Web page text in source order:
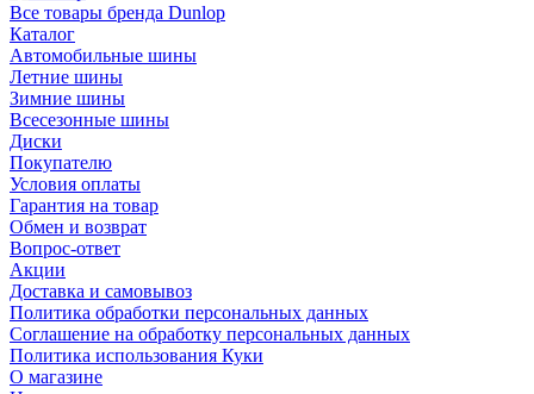
Все товары бренда Dunlop
Каталог
Автомобильные шины
Летние шины
Зимние шины
Всесезонные шины
Диски
Покупателю
Условия оплаты
Гарантия на товар
Обмен и возврат
Вопрос-ответ
Акции
Доставка и самовывоз
Политика обработки персональных данных
Соглашение на обработку персональных данных
Политика использования Куки
О магазине